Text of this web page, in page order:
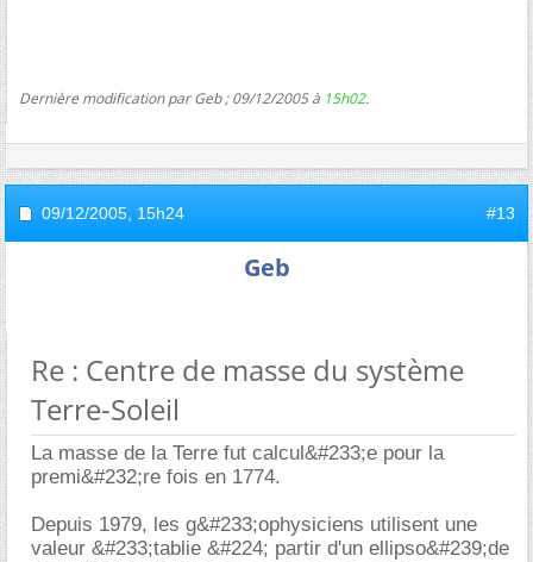
Dernière modification par Geb ; 09/12/2005 à 15h02.
09/12/2005, 15h24 #13
Geb
Re : Centre de masse du système
Terre-Soleil
La masse de la Terre fut calcul&#233;e pour la
premi&#232;re fois en 1774.
Depuis 1979, les g&#233;ophysiciens utilisent une
valeur &#233;tablie &#224; partir d'un ellipso&#239;de